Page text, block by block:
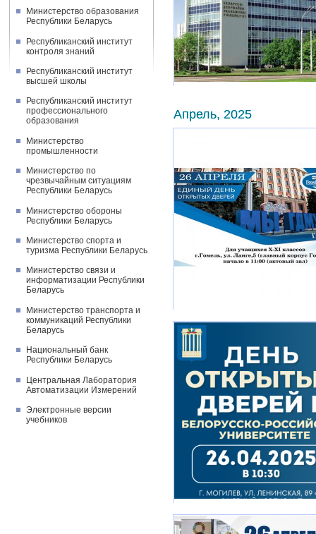
Министерство образования
Республики Беларусь
Республиканский институт
контроля знаний
Республиканский институт
высшей школы
Республиканский институт
профессионального
образования
Министерство
промышленности
Министерство по
чрезвычайным ситуациям
Республики Беларусь
Министерство обороны
Республики Беларусь
Министерство спорта и
туризма Республики Беларусь
Министерство связи и
информатизации Республики
Беларусь
Министерство транспорта и
коммуникаций Республики
Беларусь
Национальный банк
Республики Беларусь
Центральная Лаборатория
Автоматизации Измерений
Электронные версии
учебников
Апрель, 2025